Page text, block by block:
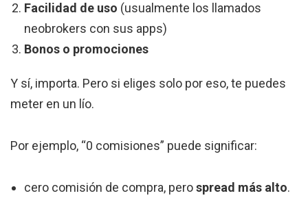
Facilidad de uso (usualmente los llamados
neobrokers con sus apps)
Bonos o promociones
Y sí, importa. Pero si eliges solo por eso, te puedes
meter en un lío.
Por ejemplo, “0 comisiones” puede significar:
cero comisión de compra, perospread más alto.